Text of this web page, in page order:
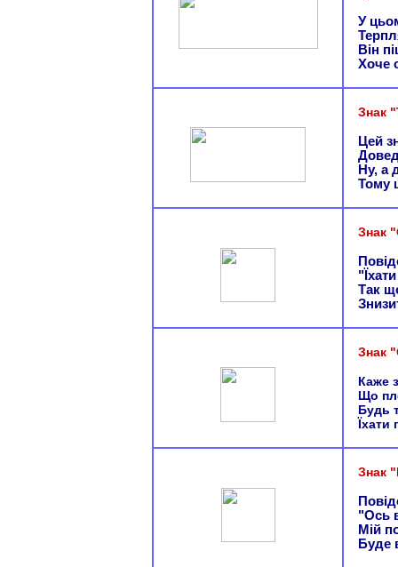
У
Він
Хоче
Знак
Цей
Ну, а
Тому
Знак
Так
Знак
Каже
Що
Будь
Їхати
Знак
"Ось
Мій
Буде